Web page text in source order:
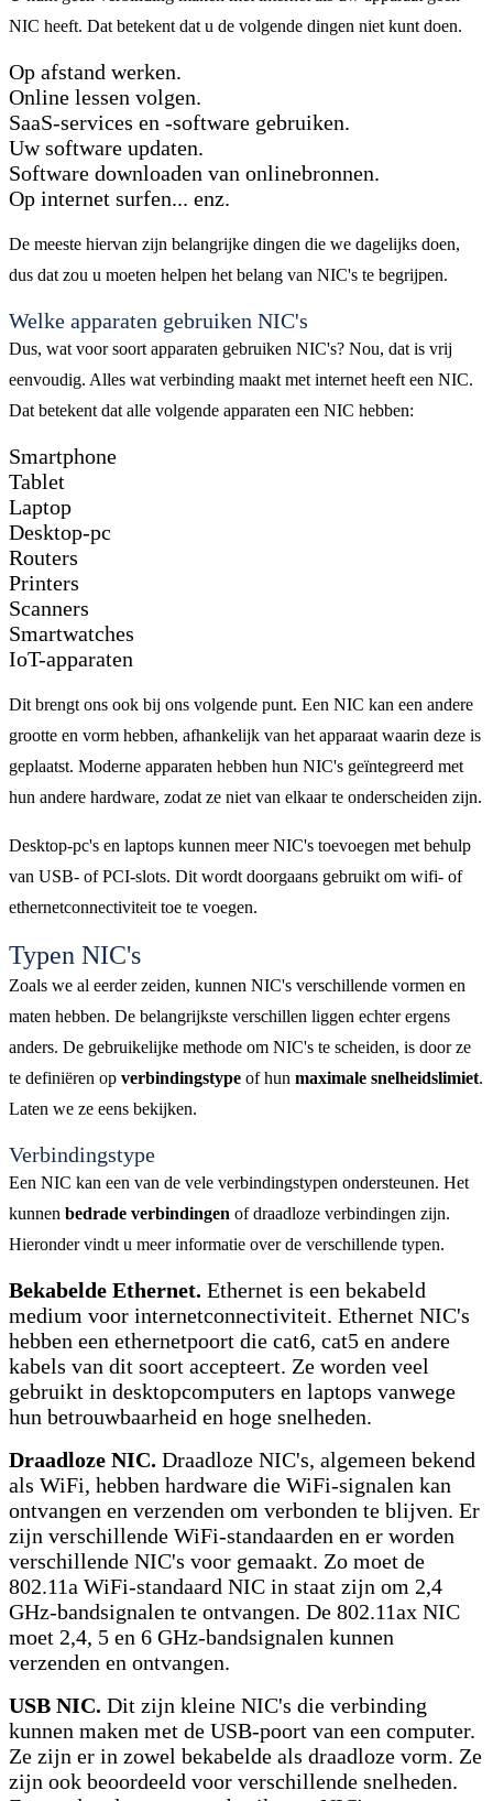
NIC heeft. Dat betekent dat u de volgende dingen niet kunt doen.
Op afstand werken.
Online lessen volgen.
SaaS-services en -software gebruiken.
Uw software updaten.
Software downloaden van onlinebronnen.
Op internet surfen... enz.
De meeste hiervan zijn belangrijke dingen die we dagelijks doen,
dus dat zou u moeten helpen het belang van NIC's te begrijpen.
Welke apparaten gebruiken NIC's
Dus, wat voor soort apparaten gebruiken NIC's? Nou, dat is vrij
eenvoudig. Alles wat verbinding maakt met internet heeft een NIC.
Dat betekent dat alle volgende apparaten een NIC hebben:
Smartphone
Tablet
Laptop
Desktop-pc
Routers
Printers
Scanners
Smartwatches
IoT-apparaten
Dit brengt ons ook bij ons volgende punt. Een NIC kan een andere
grootte en vorm hebben, afhankelijk van het apparaat waarin deze is
geplaatst. Moderne apparaten hebben hun NIC's geïntegreerd met
hun andere hardware, zodat ze niet van elkaar te onderscheiden zijn.
Desktop-pc's en laptops kunnen meer NIC's toevoegen met behulp
van USB- of PCI-slots. Dit wordt doorgaans gebruikt om wifi- of
ethernetconnectiviteit toe te voegen.
Typen NIC's
Zoals we al eerder zeiden, kunnen NIC's verschillende vormen en
maten hebben. De belangrijkste verschillen liggen echter ergens
anders. De gebruikelijke methode om NIC's te scheiden, is door ze
te definiëren op verbindingstype of hun maximale snelheidslimiet.
Laten we ze eens bekijken.
Verbindingstype
Een NIC kan een van de vele verbindingstypen ondersteunen. Het
kunnen bedrade verbindingen of draadloze verbindingen zijn.
Hieronder vindt u meer informatie over de verschillende typen.
Bekabelde Ethernet. Ethernet is een bekabeld
medium voor internetconnectiviteit. Ethernet NIC's
hebben een ethernetpoort die cat6, cat5 en andere
kabels van dit soort accepteert. Ze worden veel
gebruikt in desktopcomputers en laptops vanwege
hun betrouwbaarheid en hoge snelheden.
Draadloze NIC. Draadloze NIC's, algemeen bekend
als WiFi, hebben hardware die WiFi-signalen kan
ontvangen en verzenden om verbonden te blijven. Er
zijn verschillende WiFi-standaarden en er worden
verschillende NIC's voor gemaakt. Zo moet de
802.11a WiFi-standaard NIC in staat zijn om 2,4
GHz-bandsignalen te ontvangen. De 802.11ax NIC
moet 2,4, 5 en 6 GHz-bandsignalen kunnen
verzenden en ontvangen.
USB NIC. Dit zijn kleine NIC's die verbinding
kunnen maken met de USB-poort van een computer.
Ze zijn er in zowel bekabelde als draadloze vorm. Ze
zijn ook beoordeeld voor verschillende snelheden.